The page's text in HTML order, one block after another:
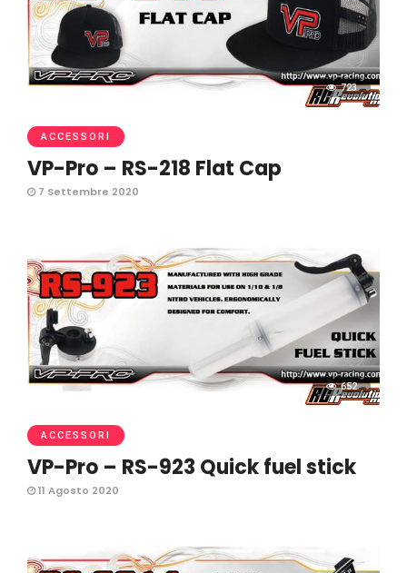
723
ACCESSORI
VP-Pro – RS-218 Flat Cap
7 Settembre 2020
652
ACCESSORI
VP-Pro – RS-923 Quick fuel stick
11 Agosto 2020